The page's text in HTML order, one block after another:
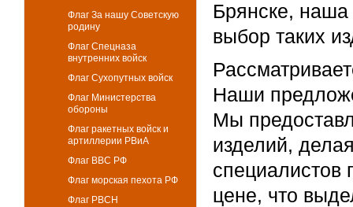
Флаг За нашу Советскую
родину
Флаг Спецназа
внутренних войск
Флаг Сухопутных войск
Флаг Министерства
обороны
Флаг ракетных войск и
артиллерии РВиА
Флаг ВВС РФ
Флаг морская пехота РФ
Флаг РВСН
Брянске,
выбор таких
Наши
Мы
изделий,
специалистов
цене, что